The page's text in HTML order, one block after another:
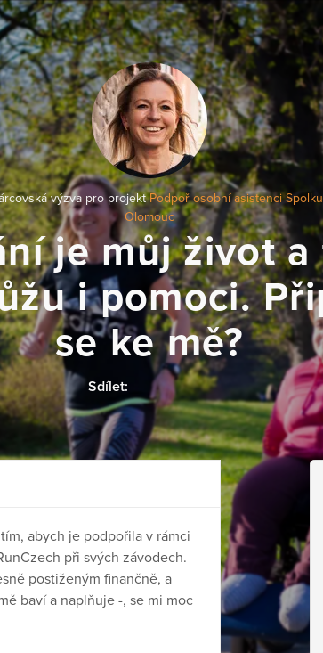
výzva pro projektPodpoř osobní asistenci
Olomouc
je můj život
i pomoci.
se ke mě?
Sdílet:
abych je podpořila v rámci
při svých závodech.
postiženým finančně, a
baví a naplňuje -, se mi moc